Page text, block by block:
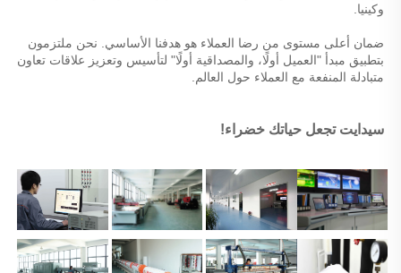
وكينيا.
متبادلة المنفعة مع العملاء حول العالم.
سيدايت تجعل حياتك خضراء!